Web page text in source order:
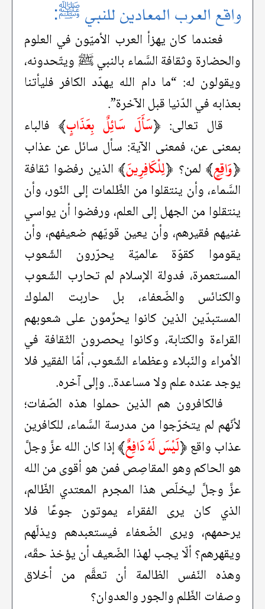
واقع العرب المعادين للنبي ﷺ:
فعندما كان يهزأ العرب الأميّون في العلوم
والحضارة وثقافة السَّماء بالنبي ﷺ ويتّحدونه،
ويقولون له: “ما دام الله يهدّد الكافر فليأتنا
بعذابه في الدّنيا قبل الآخرة”.
قال تعالى: ﴿سَأَلَ سَائِلٌ بِعَذَابٍ﴾ فالباء
بمعنى عن، فمعنى الآية: سأل سائل عن عذاب
﴿وَاقِعٍ﴾لمن؟ ﴿لِلْكَافِرِينَ﴾الذين رفضوا ثقافة
السَّماء، وأن ينتقلوا من الظّلمات إلى النّور، وأن
ينتقلوا من الجهل إلى العلم، ورفضوا أن يواسي
غنيهم فقيرهم، وأن يعين قويّهم ضعيفهم، وأن
يقوموا كقوّة عالميّة يحرّرون الشّعوب
المستعمرة، فدولة الإسلام لم تحارب الشّعوب
والكنائس والضّعفاء، بل حاربت الملوك
المستبدّين الذين كانوا يحرِّمون على شعوبهم
القراءة والكتابة، وكانوا يحصرون الثّقافة في
الأمراء والنّبلاء وعظماء الشّعوب، أمّا الفقير فلا
يوجد عنده علم ولا مساعدة.. وإلى آخره.
فالكافرون هم الذين حملوا هذه الصّفات؛
لأنّهم لم يتخرّجوا من مدرسة السَّماء، للكافرين
عذاب واقع﴿لَيْسَ لَهُ دَافِعٌ﴾إذا كان الله عزَّ وجلَّ
هو الحاكم وهو المقاصِص فمن هو أقوى من الله
عزَّ وجلَّ ليخلّص هذا المجرم المعتدي الظّالم،
الذي كان يرى الفقراء يموتون جوعًا فلا
يرحمهم، ويرى الضّعفاء فيستعبدهم ويذلّهم
ويقهرهم؟ ألّا يجب لهذا الضّعيف أن يؤخذ حقّه،
وهذه النّفس الظالمة أن تعقَّم من أخلاق
وصفات الظّلم والجور والعدوان؟